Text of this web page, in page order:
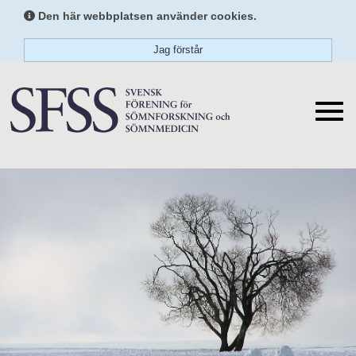
Den här webbplatsen använder cookies.
Jag förstår